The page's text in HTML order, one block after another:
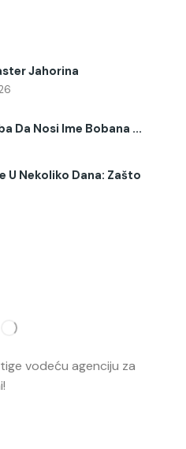
Jahorina
Da Nosi Ime Bobana ...
U Nekoliko Dana: Zašto
vodeću agenciju za